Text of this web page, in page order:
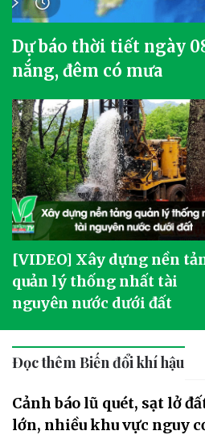
Dự báo thời tiết ngày
nắng, đêm có mưa
[VIDEO] Xây dựng nền
quản lý thống nhất tài
nguyên nước dưới đất
Đọc thêm Biến đổi khí hậu
Cảnh báo lũ quét, sạt lở
lớn, nhiều khu vực nguy